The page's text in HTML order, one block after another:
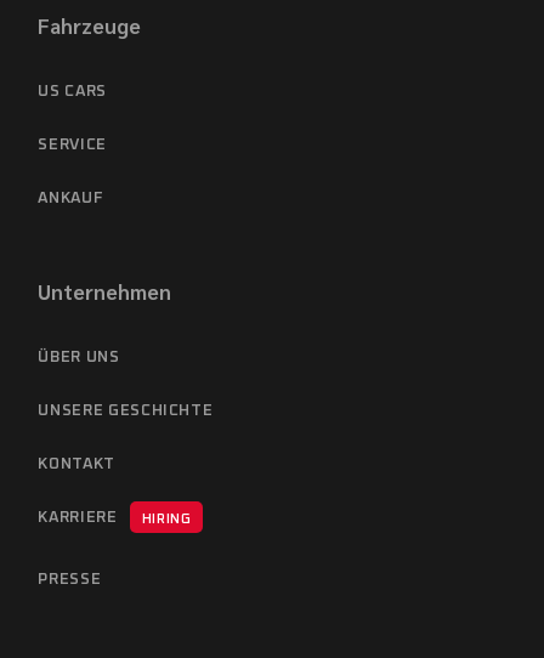
Fahrzeuge
US CARS
SERVICE
ANKAUF
Unternehmen
ÜBER UNS
UNSERE GESCHICHTE
KONTAKT
KARRIERE HIRING
PRESSE